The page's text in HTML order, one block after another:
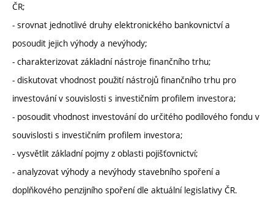
ČR;
- srovnat jednotlivé druhy elektronického bankovnictví a
posoudit jejich výhody a nevýhody;
- charakterizovat základní nástroje finančního trhu;
- diskutovat vhodnost použití nástrojů finančního trhu pro
investování v souvislosti s investičním profilem investora;
- posoudit vhodnost investování do určitého podílového fondu v
souvislosti s investičním profilem investora;
- vysvětlit základní pojmy z oblasti pojišťovnictví;
- analyzovat výhody a nevýhody stavebního spoření a
doplňkového penzijního spoření dle aktuální legislativy ČR.